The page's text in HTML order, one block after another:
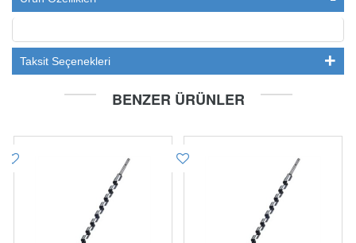
Taksit Seçenekleri
BENZER ÜRÜNLER